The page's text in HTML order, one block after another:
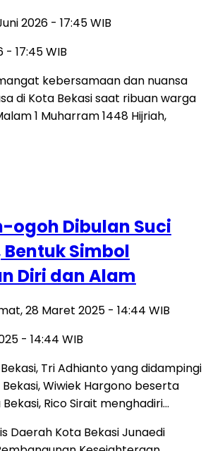
2026 - 17:45 WIB
- 17:45 WIB
kebersamaan dan nuansa
di Kota Bekasi saat ribuan warga
1 Muharram 1448 Hijriah,
ogoh Dibulan Suci
Simbol
Diri dan Alam
28 Maret 2025 - 14:44 WIB
- 14:44 WIB
Tri Adhianto yang didampingi
Bekasi, Wiwiek Hargono beserta
Rico Sirait menghadiri…